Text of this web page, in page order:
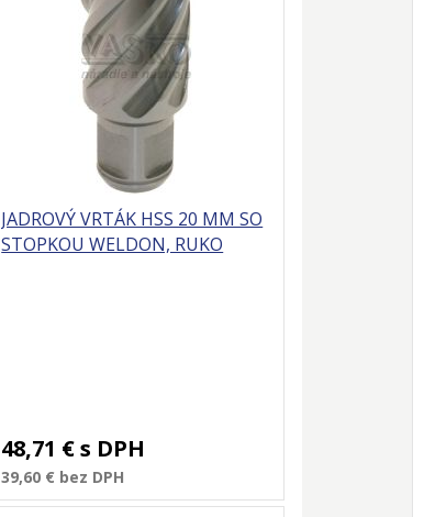
JADROVÝ VRTÁK HSS 20 MM SO
STOPKOU WELDON, RUKO
48,71 €s DPH
39,60 € bez DPH